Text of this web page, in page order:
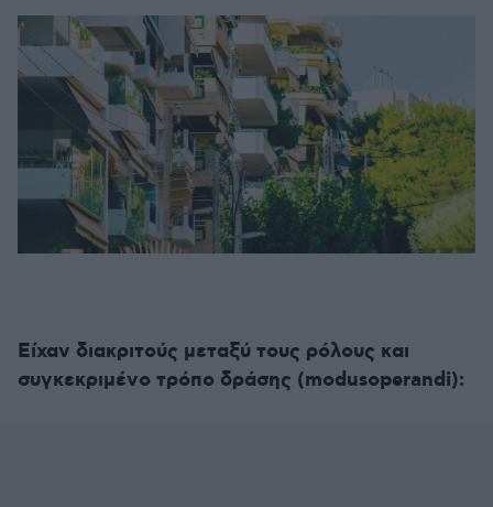
Είχαν διακριτούς μεταξύ τους ρόλους και
συγκεκριμένο τρόπο δράσης (modusoperandi):